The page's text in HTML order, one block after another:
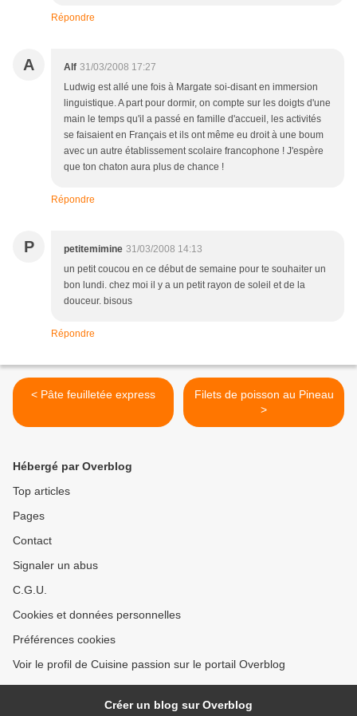
Répondre
A Alf 31/03/2008 17:27
Ludwig est allé une fois à Margate soi-disant en immersion
linguistique. A part pour dormir, on compte sur les doigts d'une
main le temps qu'il a passé en famille d'accueil, les activités
se faisaient en Français et ils ont même eu droit à une boum
avec un autre établissement scolaire francophone ! J'espère
que ton chaton aura plus de chance !
Répondre
P petitemimine 31/03/2008 14:13
un petit coucou en ce début de semaine pour te souhaiter un
bon lundi. chez moi il y a un petit rayon de soleil et de la
douceur. bisous
Répondre
< Pâte feuilletée express
Filets de poisson au Pineau
>
Hébergé par Overblog
Top articles
Pages
Contact
Signaler un abus
C.G.U.
Cookies et données personnelles
Préférences cookies
Voir le profil de Cuisine passion sur le portail Overblog
Créer un blog sur Overblog